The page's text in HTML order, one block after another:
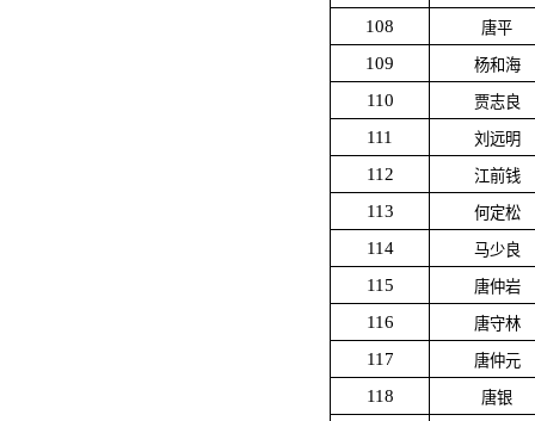
108 唐平
109 杨和海
110 贾志良
111 刘远明
112 江前钱
113 何定松
114 马少良
115 唐仲岩
116 唐守林
117 唐仲元
118 唐银